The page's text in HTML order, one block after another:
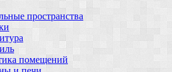
пространства
помещений